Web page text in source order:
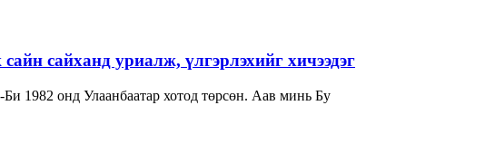
сайханд уриалж, үлгэрлэхийг хичээдэг
Та өөрийгөө манай уншигчдад товч танилцуулаач? -Би 1982 онд Улаанбаатар хотод төрсөн. Аав минь Бу